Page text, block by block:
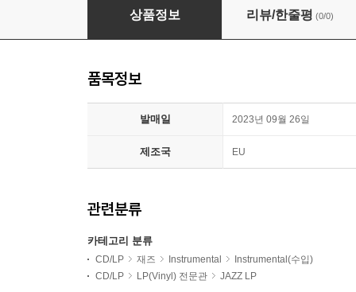
BlankFor.ms / Jason Moran / Marcus
상품정보 리뷰/한줄평 (0/0)
품목정보
발매일 2023년 09월 26일
제조국 EU
관련분류
카테고리 분류
CD/LP 재즈 Instrumental
Instrumental(수입)
CD/LP
LP(Vinyl) 전문관 JAZZ LP